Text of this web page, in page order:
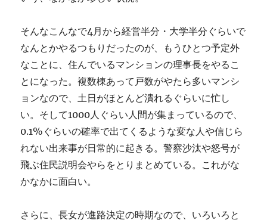
そんなこんなで4月から経営半分・大学半分ぐらいで
なんとかやるつもりだったのが、もうひとつ予定外
なことに、住んでいるマンションの理事長をやるこ
とになった。複数棟あって戸数がやたら多いマンシ
ョンなので、土日がほとんど潰れるぐらいに忙し
い。そして1000人ぐらい人間が集まっているので、
0.1%ぐらいの確率で出てくるような変な人や信じら
れない出来事が日常的に起きる。警察沙汰や怒号が
飛ぶ住民説明会やらをとりまとめている。これがな
かなかに面白い。
さらに、長女が進路決定の時期なので、いろいろと